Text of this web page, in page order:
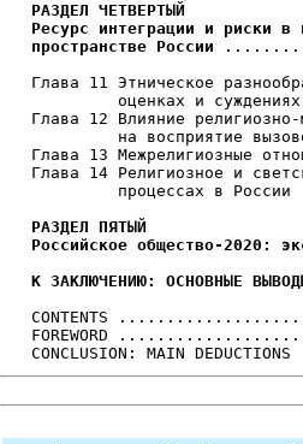
РАЗДЕЛ ЧЕТВЕРТЫЙ
Ресурс интеграции и риски в
пространстве России
Глава 11 Этническое
оценках и
Глава 12 Влияние
на восприятие
Глава 13 Межрелигиозные
Глава 14 Религиозное и
процессах в России
РАЗДЕЛ ПЯТЫЙ
Российское общество-2020:
К ЗАКЛЮЧЕНИЮ: ОСНОВНЫЕ
CONTENTS
FOREWORD